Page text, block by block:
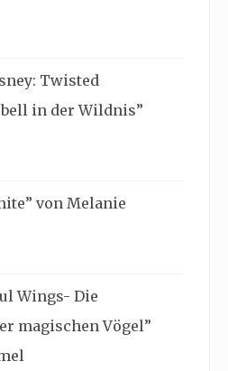
Twisted
in der Wildnis”
von Melanie
Wings- Die
magischen Vögel”